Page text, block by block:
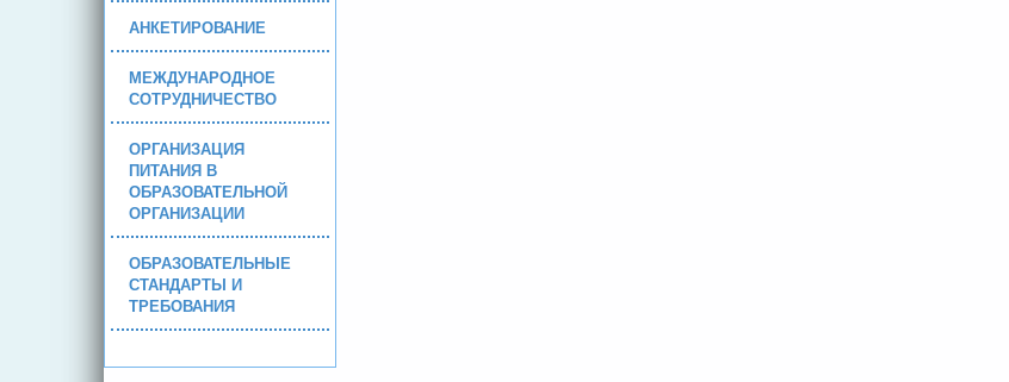
АНКЕТИРОВАНИЕ
МЕЖДУНАРОДНОЕ
СОТРУДНИЧЕСТВО
ОРГАНИЗАЦИЯ
ПИТАНИЯ В
ОБРАЗОВАТЕЛЬНОЙ
ОРГАНИЗАЦИИ
ОБРАЗОВАТЕЛЬНЫЕ
СТАНДАРТЫ И
ТРЕБОВАНИЯ